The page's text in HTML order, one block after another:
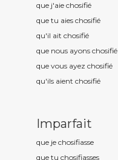
que j'aie chosifié
que tu aies chosifié
qu'il ait chosifié
que nous ayons chosifié
que vous ayez chosifié
qu'ils aient chosifié
Imparfait
que je chosifiasse
que tu chosifiasses